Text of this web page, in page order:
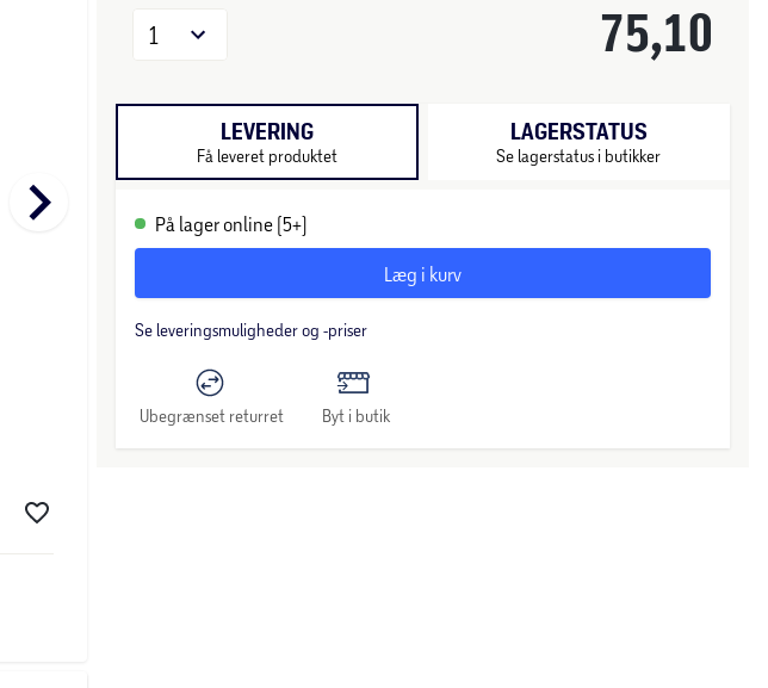
keyboard_arrow_right
75,10
1
LEVERING
Få leveret produktet
LAGERSTATUS
Se lagerstatus i butikker
På lager online (5+)
Læg i kurv
Se leveringsmuligheder og -priser
Ubegrænset returret Byt i butik